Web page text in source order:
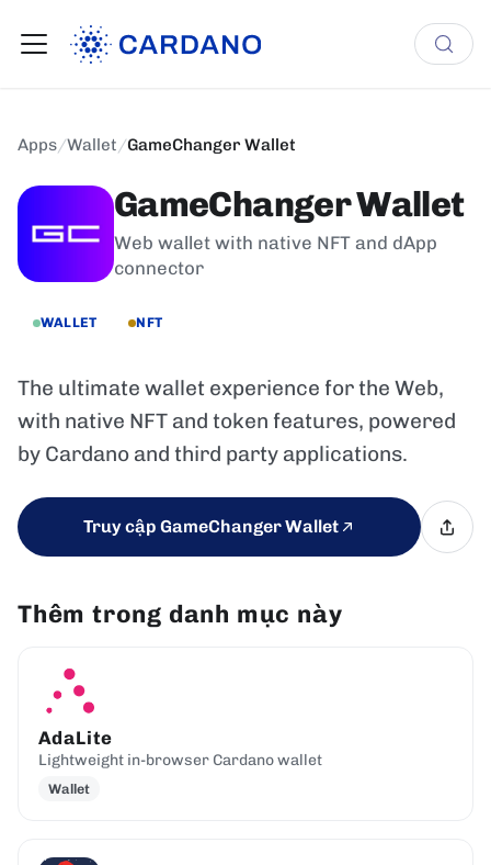
Apps/Wallet/GameChanger Wallet
GameChanger Wallet
Web wallet with native NFT and dApp
connector
WALLET NFT
The ultimate wallet experience for the Web,
with native NFT and token features, powered
by Cardano and third party applications.
Truy cập GameChanger Wallet
Thêm trong danh mục này
AdaLite
Lightweight in-browser Cardano wallet
Wallet